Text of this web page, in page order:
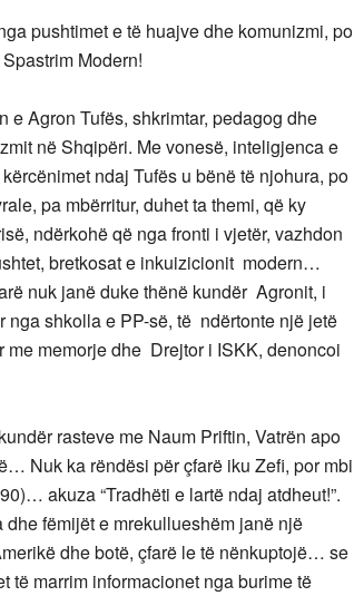
pushtimet e të huajve dhe komunizmi, po
Modern!
Agron Tufës, shkrimtar, pedagog dhe
në Shqipëri. Me vonesë, inteligjenca e
ndaj Tufës u bënë të njohura, po
pa mbërritur, duhet ta themi, që ky
ndërkohë që nga fronti i vjetër, vazhdon
bretkosat e inkuizicionit modern…
nuk janë duke thënë kundër Agronit, i
shkolla e PP-së, të ndërtonte një jetë
memorje dhe Drejtor i ISKK, denoncoi
rasteve me Naum Priftin, Vatrën apo
Nuk ka rëndësi për çfarë iku Zefi, por mbi
akuza “Tradhëti e lartë ndaj atdheut!”.
fëmijët e mrekullueshëm janë një
dhe botë, çfarë le të nënkuptojë… se
të marrim informacionet nga burime të